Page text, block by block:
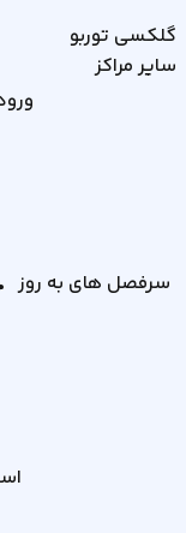
گلکسی توربو
سایر مراکز
سرفصل های به روز